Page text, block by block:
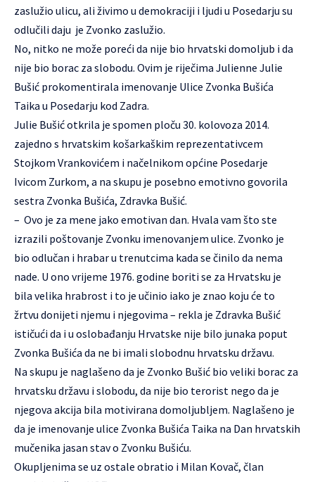
zaslužio ulicu, ali živimo u demokraciji i ljudi u Posedarju su
odlučili daju je Zvonko zaslužio.
No, nitko ne može poreći da nije bio hrvatski domoljub i da
nije bio borac za slobodu. Ovim je riječima Julienne Julie
Bušić prokomentirala imenovanje Ulice Zvonka Bušića
Taika u Posedarju kod Zadra.
Julie Bušić otkrila je spomen ploču 30. kolovoza 2014.
zajedno s hrvatskim košarkaškim reprezentativcem
Stojkom Vrankovićem i načelnikom općine Posedarje
Ivicom Zurkom, a na skupu je posebno emotivno govorila
sestra Zvonka Bušića, Zdravka Bušić.
– Ovo je za mene jako emotivan dan. Hvala vam što ste
izrazili poštovanje Zvonku imenovanjem ulice. Zvonko je
bio odlučan i hrabar u trenutcima kada se činilo da nema
nade. U ono vrijeme 1976. godine boriti se za Hrvatsku je
bila velika hrabrost i to je učinio iako je znao koju će to
žrtvu donijeti njemu i njegovima – rekla je Zdravka Bušić
ističući da i u oslobađanju Hrvatske nije bilo junaka poput
Zvonka Bušića da ne bi imali slobodnu hrvatsku državu.
Na skupu je naglašeno da je Zvonko Bušić bio veliki borac za
hrvatsku državu i slobodu, da nije bio terorist nego da je
njegova akcija bila motivirana domoljubljem. Naglašeno je
da je imenovanje ulice Zvonka Bušića Taika na Dan hrvatskih
mučenika jasan stav o Zvonku Bušiću.
Okupljenima se uz ostale obratio i Milan Kovač, član